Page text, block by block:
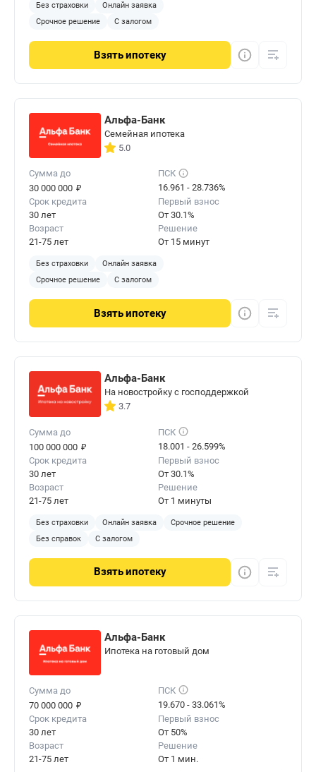
Без страховки
Онлайн заявка
Срочное решение
С залогом
Взятьипотеку
Альфа-Банк
Семейная ипотека
5.0
Сумма до
30 000 000 ₽
ПСК
16.961 - 28.736%
Срок кредита
30 лет
Первый взнос
От 30.1%
Возраст
21-75 лет
Решение
От 15 минут
Без страховки
Онлайн заявка
Срочное решение
С залогом
Взятьипотеку
Альфа-Банк
На новостройку с господдержкой
3.7
Сумма до
100 000 000 ₽
ПСК
18.001 - 26.599%
Срок кредита
30 лет
Первый взнос
От 30.1%
Возраст
21-75 лет
Решение
От 1 минуты
Без страховки Онлайн заявка
Срочное решение
Без справок
С залогом
Взятьипотеку
Альфа-Банк
Ипотека на готовый дом
Сумма до
70 000 000 ₽
ПСК
19.670 - 33.061%
Срок кредита
30 лет
Первый взнос
От 50%
Возраст
21-75 лет
Решение
От 1 мин.